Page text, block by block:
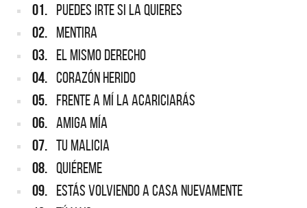
01. PUEDES IRTE SI LA QUIERES
02. MENTIRA
03. EL MISMO DERECHO
04. CORAZÓN HERIDO
05. FRENTE A MÍ LA ACARICIARÁS
06. AMIGA MÍA
07. TU MALICIA
08. QUIÉREME
09. ESTÁS VOLVIENDO A CASA NUEVAMENTE